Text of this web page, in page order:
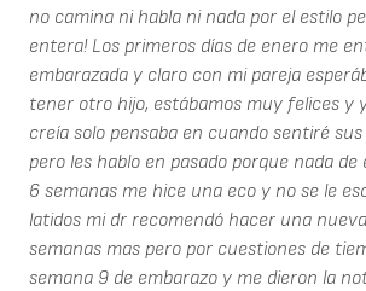
no camina ni habla ni nada por el estilo
entera! Los primeros días de enero me
embarazada y claro con mi pareja
tener otro hijo, estábamos muy felices y
creía solo pensaba en cuando sentiré
pero les hablo en pasado porque nada de
6 semanas me hice una eco y no se le
latidos mi dr recomendó hacer una
semanas mas pero por cuestiones de
semana 9 de embarazo y me dieron la